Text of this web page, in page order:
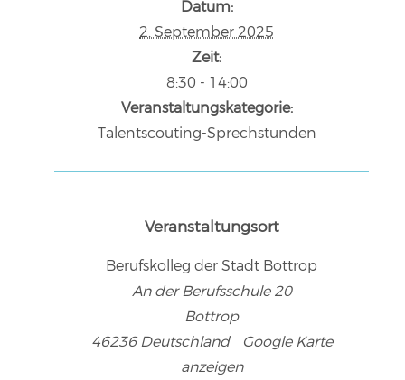
Datum:
2. September 2025
Zeit:
8:30 - 14:00
Veranstaltungskategorie:
Talentscouting-Sprechstunden
Veranstaltungsort
Berufskolleg der Stadt Bottrop
An der Berufsschule 20
Bottrop
46236 Deutschland
Google Karte
anzeigen